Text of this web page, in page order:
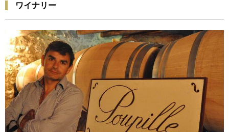
ワイナリー